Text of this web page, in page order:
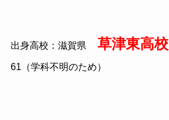
出身高校：滋賀県 草津東高校
61（学科不明のため）